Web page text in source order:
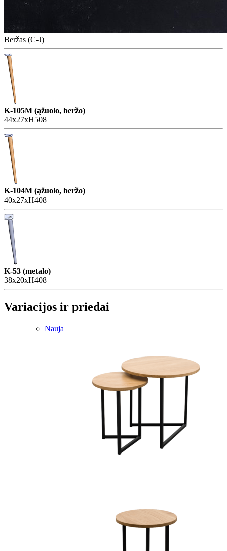
Beržas (C-J)
K-105M (ąžuolo, beržo)
44x27xH508
K-104M (ąžuolo, beržo)
40x27xH408
K-53 (metalo)
38x20xH408
Variacijos ir priedai
Nauja